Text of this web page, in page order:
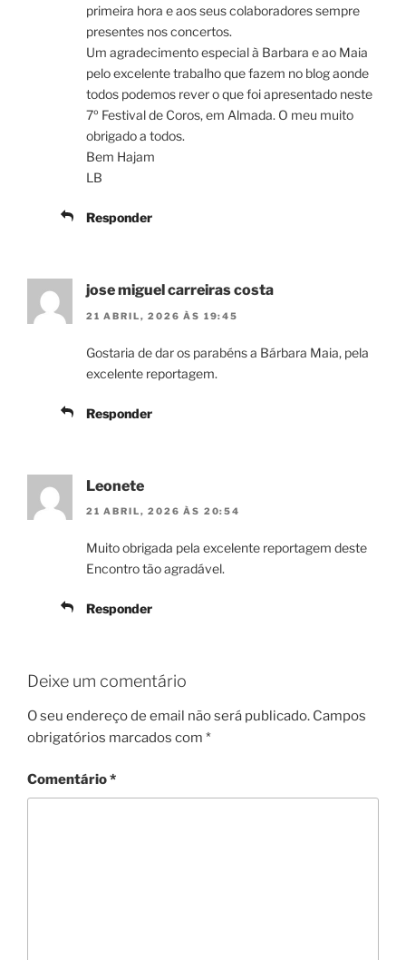
primeira hora e aos seus colaboradores sempre
presentes nos concertos.
Um agradecimento especial à Barbara e ao Maia
pelo excelente trabalho que fazem no blog aonde
todos podemos rever o que foi apresentado neste
7º Festival de Coros, em Almada. O meu muito
obrigado a todos.
Bem Hajam
LB
Responder
jose miguel carreiras costa
21 ABRIL, 2026 ÀS 19:45
Gostaria de dar os parabéns a Bárbara Maia, pela
excelente reportagem.
Responder
Leonete
21 ABRIL, 2026 ÀS 20:54
Muito obrigada pela excelente reportagem deste
Encontro tão agradável.
Responder
Deixe um comentário
O seu endereço de email não será publicado. Campos
obrigatórios marcados com *
Comentário*